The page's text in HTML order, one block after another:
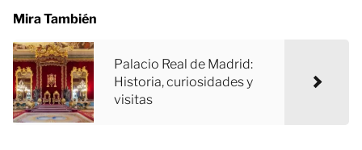
Mira También
Palacio Real de Madrid:
Historia, curiosidades y
visitas